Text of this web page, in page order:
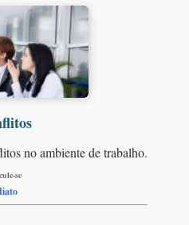
no ambiente de trabalho.
se